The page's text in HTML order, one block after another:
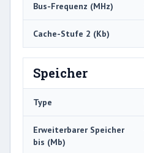
Bus-Frequenz (MHz)
Cache-Stufe 2 (Kb)
Speicher
Type
Erweiterbarer Speicher
bis (Mb)